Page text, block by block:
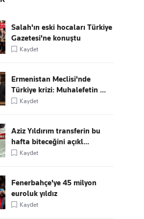
üye olun, gündemi
Salah'ın eski hocaları Türkiye
Gazetesi'ne konuştu
Kaydet
Ermenistan Meclisi'nde
Türkiye krizi: Muhalefetin ...
Kaydet
Aziz Yıldırım transferin bu
hafta biteceğini açıkl...
Kaydet
Fenerbahçe'ye 45 milyon
euroluk yıldız
Kaydet